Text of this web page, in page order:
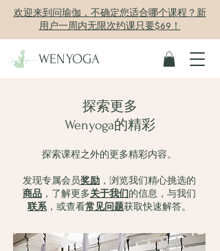
欢迎来到问瑜伽，不确定您适合哪个课程？新
用户一周内无限次约课只要$69！
WENYOGA
探索更多
Wenyoga的精彩
探索课程之外的更多精彩内容。
发现专属会员奖励 ，浏览我们精心挑选的
商品 ，了解更多关于我们 的信息，与我们
联系 ，或查看常见问题获取快速解答。